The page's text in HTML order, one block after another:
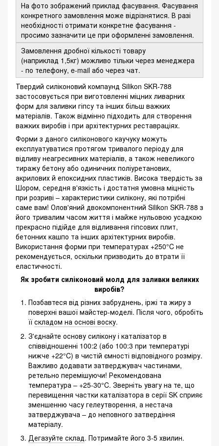
На фото зображений приклад фасування. Фасування
конкретного замовлення може відрізнятися. В разі
необхідності отримати конкретне фасування -
просимо зазначити це при оформленні замовлення.
Замовлення дробної кількості товару
(наприклад 1,5кг) можливо тільки через менеджера
- по телефону, e-mail або через чат.
Твердий силіконовий компаунд Silikon SKR-788
застосовується при виготовленні міцних ливарних
форм для заливки гіпсу та інших більш важких
матеріалів. Також відмінно підходить для створення
важких виробів і при архітектурних реставраціях.
Форми з даного силіконового каучуку можуть
експлуатуватися протягом тривалого періоду для
відливу неагресивних матеріалів, а також невеликого
тиражу бетону або одиничних поліуретанових,
акрилових й епоксидних пластиків. Висока твердість за
Шором, середня в'язкість і достатня умовна міцність
при розриві – характеристики силікону, які потрібні
саме вам! Олов'яний двокомпонентний Silikon SKR-788 з
його тривалим часом життя і майже нульовою усадкою
прекрасно підійде для відливання гіпсових плит,
бетонних кашпо та інших архітектурних виробів.
Використання форми при температурах +250°C не
рекомендується, оскільки призводить до втрати її
еластичності.
Як зробити силіконовий молд для заливки великих
виробів?
Позбавтеся від різних забруднень, іржі та жиру з
поверхні вашої майстер-моделі. Після чого, обробіть
її складом на основі воску.
З'єднайте основу силікону і каталізатор в
співвідношенні 100:2 (або 100:3 при температурі
нижче +22°C) в чистій ємності відповідного розміру.
Важливо додавати затверджувач частинами,
ретельно перемішуючи! Рекомендована
температура – +25-30°C. Зверніть увагу на те, що
перевищення частки каталізатора в серії SK сприяє
зменшенню часу гелеутворення, а нестача
затверджувача – до неповного затвердіння
матеріалу.
Дегазуйте склад. Потримайте його 3-5 хвилин.